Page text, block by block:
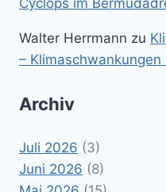
Cyclops im
Walter Herrmann zu
–
Archiv
Juli 2026 (3)
Juni 2026 (8)